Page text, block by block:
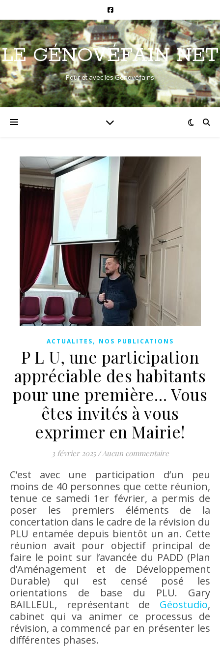
LE GÉNOVÉFAIN NET
Pour et avec les Génovéfains
ACTUALITES, NOS PUBLICATIONS
P L U, une participation
appréciable des habitants
pour une première… Vous
êtes invités à vous
exprimer en Mairie!
3 février 2025 /Aucun commentaire
C’est avec une participation d’un peu
moins de 40 personnes que cette réunion,
tenue ce samedi 1er février, a permis de
poser les premiers éléments de la
concertation dans le cadre de la révision du
PLU entamée depuis bientôt un an. Cette
réunion avait pour objectif principal de
faire le point sur l’avancée du PADD (Plan
d’Aménagement et de Développement
Durable) qui est censé posé les
orientations de base du PLU. Gary
BAILLEUL, représentant de Géostudio,
cabinet qui va animer ce processus de
révision, a commencé par en présenter les
différentes phases.